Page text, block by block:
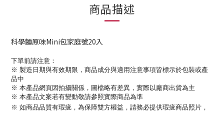
商品描述
科學麵原味Mini包家庭號20入
下單前請注意：
※ 製造日期與有效期限， 商品成分與適用注意事項皆標示於包裝或產
品中
※ 本產品網頁因拍攝關係，圖檔略有差異，實際以廠商出貨為主
※ 本產品文案若有變動敬請參照實際商品為準
※ 如商品品質有瑕疵，為保障雙方權益，請務必提供瑕疵商品照片，